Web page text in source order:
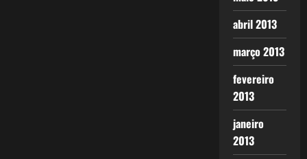
abril 2013
março 2013
fevereiro
2013
janeiro
2013